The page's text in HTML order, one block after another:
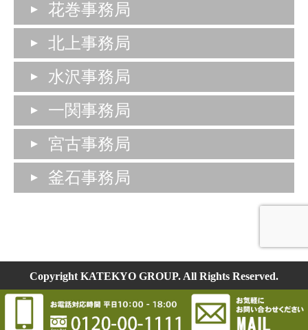
花巻事務局
北上事務局
水沢事務局
一関事務局
宮古事務局
釜石事務局
Copyright KATEKYO GROUP. All Rights Reserved.